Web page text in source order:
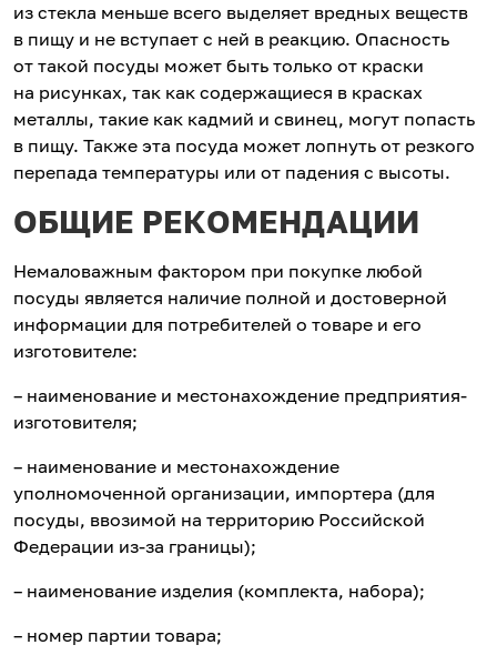
из стекла меньше всего выделяет вредных веществ
в пищу и не вступает с ней в реакцию. Опасность
от такой посуды может быть только от краски
на рисунках, так как содержащиеся в красках
металлы, такие как кадмий и свинец, могут попасть
в пищу. Также эта посуда может лопнуть от резкого
перепада температуры или от падения с высоты.
ОБЩИЕ РЕКОМЕНДАЦИИ
Немаловажным фактором при покупке любой
посуды является наличие полной и достоверной
информации для потребителей о товаре и его
изготовителе:
– наименование и местонахождение предприятия-
изготовителя;
– наименование и местонахождение
уполномоченной организации, импортера (для
посуды, ввозимой на территорию Российской
Федерации из-за границы);
– наименование изделия (комплекта, набора);
– номер партии товара;